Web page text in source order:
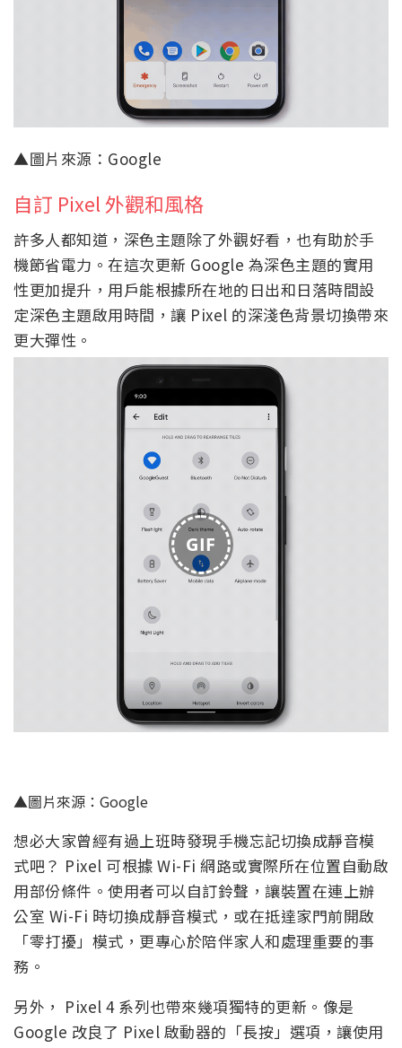
▲圖片來源：Google
自訂 Pixel 外觀和風格
許多人都知道，深色主題除了外觀好看，也有助於手
機節省電力。在這次更新 Google 為深色主題的實用
性更加提升，用戶能根據所在地的日出和日落時間設
定深色主題啟用時間，讓 Pixel 的深淺色背景切換帶來
更大彈性。
GIF
▲圖片來源：Google
想必大家曾經有過上班時發現手機忘記切換成靜音模
式吧？ Pixel 可根據 Wi-Fi 網路或實際所在位置自動啟
用部份條件。使用者可以自訂鈴聲，讓裝置在連上辦
公室 Wi-Fi 時切換成靜音模式，或在抵達家門前開啟
「零打擾」模式，更專心於陪伴家人和處理重要的事
務。
另外， Pixel 4 系列也帶來幾項獨特的更新。像是
Google 改良了 Pixel 啟動器的「長按」選項，讓使用